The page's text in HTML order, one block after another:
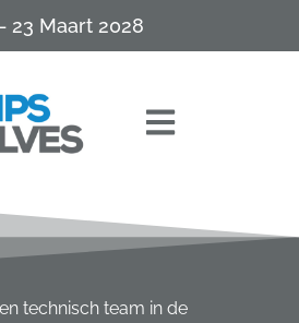
23 Maart 2028
technisch team in de